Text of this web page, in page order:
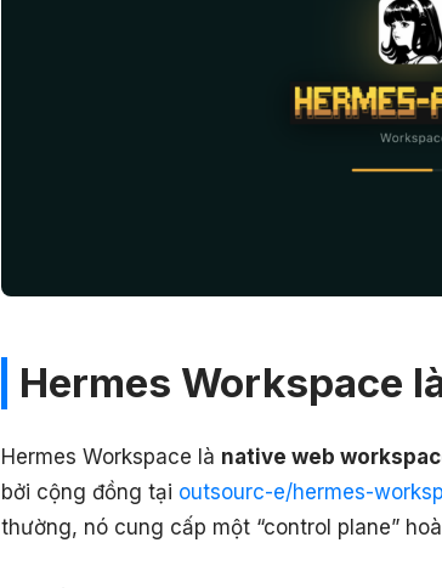
Hermes Workspace
Hermes Workspace là native web
bởi cộng đồng tại outsourc-e/hermes-
thường, nó cung cấp một “control plane”